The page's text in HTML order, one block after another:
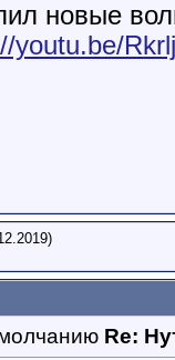
новые
youtu.be/
Re: